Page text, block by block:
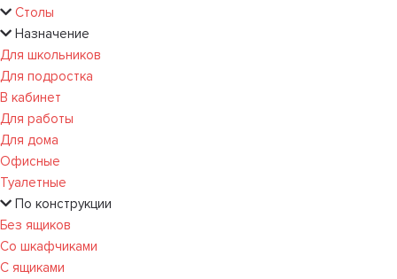
Столы
Назначение
Для школьников
Для подростка
В кабинет
Для работы
Для дома
Офисные
Туалетные
По конструкции
Без ящиков
Со шкафчиками
С ящиками